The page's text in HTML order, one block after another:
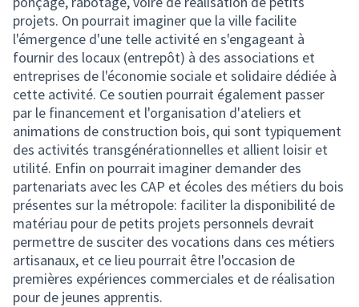
projets. On pourrait imaginer que la ville facilite
l'émergence d'une telle activité en s'engageant à
fournir des locaux (entrepôt) à des associations et
entreprises de l'économie sociale et solidaire dédiée à
cette activité. Ce soutien pourrait également passer
par le financement et l'organisation d'ateliers et
animations de construction bois, qui sont typiquement
des activités transgénérationnelles et allient loisir et
utilité. Enfin on pourrait imaginer demander des
partenariats avec les CAP et écoles des métiers du bois
présentes sur la métropole: faciliter la disponibilité de
matériau pour de petits projets personnels devrait
permettre de susciter des vocations dans ces métiers
artisanaux, et ce lieu pourrait être l'occasion de
premières expériences commerciales et de réalisation
pour de jeunes apprentis.